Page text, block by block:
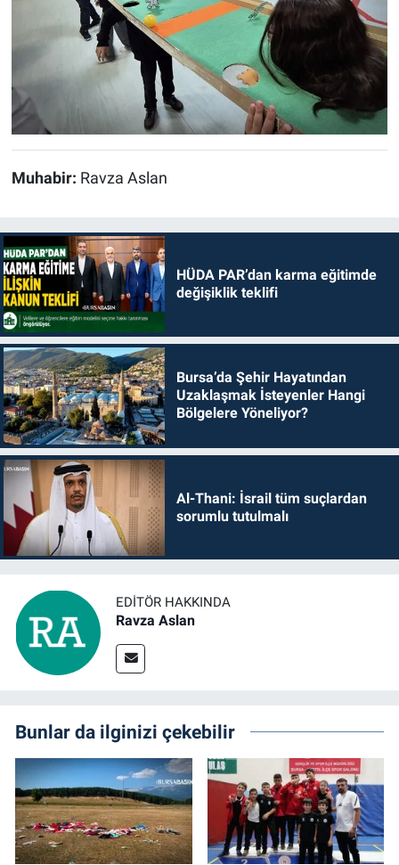
Muhabir: Ravza Aslan
HÜDA PAR’dan karma eğitimde
değişiklik teklifi
Bursa’da Şehir Hayatından
Uzaklaşmak İsteyenler Hangi
Bölgelere Yöneliyor?
Al-Thani: İsrail tüm suçlardan
sorumlu tutulmalı
EDITÖR HAKKINDA
Ravza Aslan
Bunlar da ilginizi çekebilir